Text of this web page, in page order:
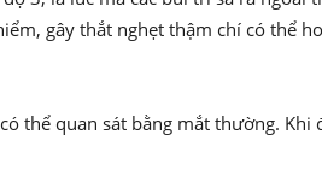
gây thắt nghẹt thậm chí có thể
thể quan sát bằng mắt thường. Khi